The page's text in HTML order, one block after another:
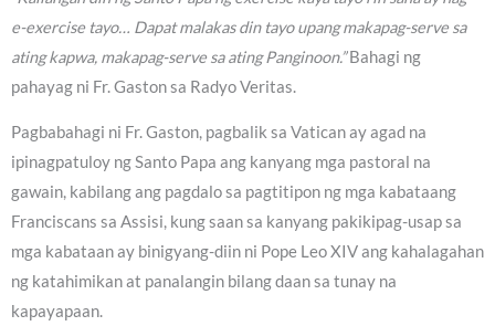
e-exercise tayo… Dapat malakas din tayo upang makapag-serve sa
ating kapwa, makapag-serve sa ating Panginoon.”Bahagi ng
pahayag ni Fr. Gaston sa Radyo Veritas.
Pagbabahagi ni Fr. Gaston, pagbalik sa Vatican ay agad na
ipinagpatuloy ng Santo Papa ang kanyang mga pastoral na
gawain, kabilang ang pagdalo sa pagtitipon ng mga kabataang
Franciscans sa Assisi, kung saan sa kanyang pakikipag-usap sa
mga kabataan ay binigyang-diin ni Pope Leo XIV ang kahalagahan
ng katahimikan at panalangin bilang daan sa tunay na
kapayapaan.